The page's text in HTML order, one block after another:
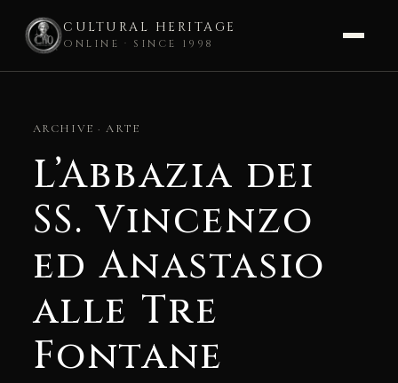
CULTURAL HERITAGE
ONLINE · SINCE 1998
contentARCHIVE · ARTE
L’Abbazia dei
SS. Vincenzo
ed Anastasio
alle Tre
Fontane